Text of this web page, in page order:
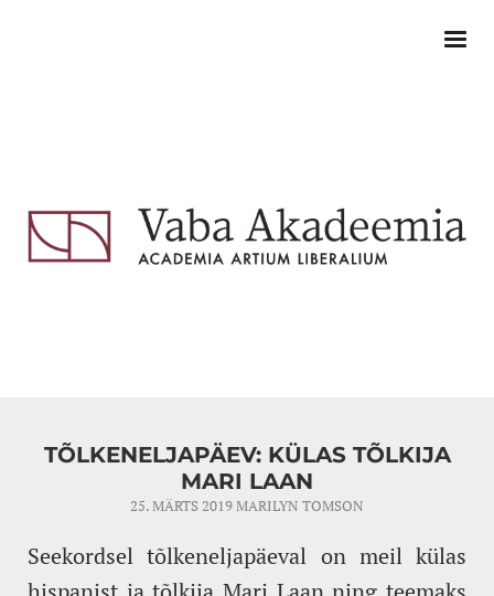
TÕLKENELJAPÄEV: KÜLAS TÕLKIJA
MARI LAAN
25. MÄRTS 2019MARILYN TOMSON
Seekordsel tõlkeneljapäeval on meil külas